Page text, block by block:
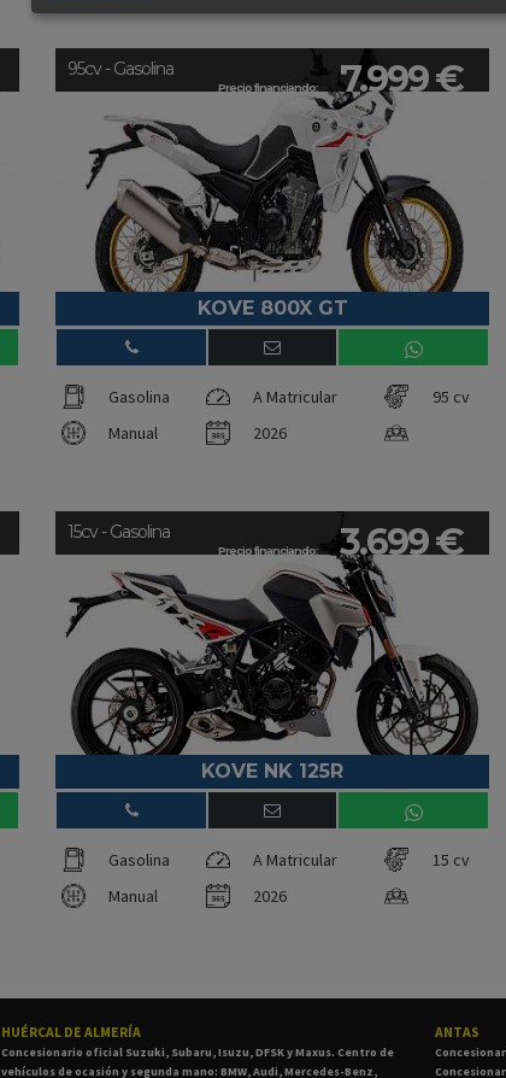
Precio financiando: 7.999 €
95cv - Gasolina
KOVE 800X GT
Gasolina A Matricular
95 cv
Manual
2026
Precio financiando: 3.699 €
15cv - Gasolina
KOVE NK 125R
Gasolina A Matricular
15 cv
Manual
2026
HUÉRCAL DE ALMERÍA
Concesionario oficial Suzuki, Subaru, Isuzu, DFSK y Maxus. Centro de
vehículos de ocasión y segunda mano: BMW, Audi, Mercedes-Benz,
ANTAS